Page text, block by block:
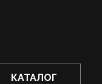
КАТАЛОГ